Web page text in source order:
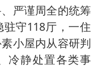
严谨周全的统筹
守118厅，一住
小屋内从容研判
冷静处置各类事